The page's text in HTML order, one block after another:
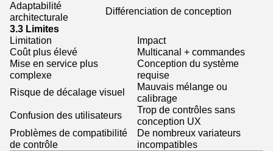
Adaptabilité
architecturale
Différenciation de conception
3.3 Limites
Limitation
Impact
Coût plus élevé
Multicanal + commandes
Mise en service plus
complexe
Conception du système
requise
Risque de décalage visuel
Mauvais mélange ou
calibrage
Confusion des utilisateurs
Trop de contrôles sans
conception UX
Problèmes de compatibilité
de contrôle
De nombreux variateurs
incompatibles